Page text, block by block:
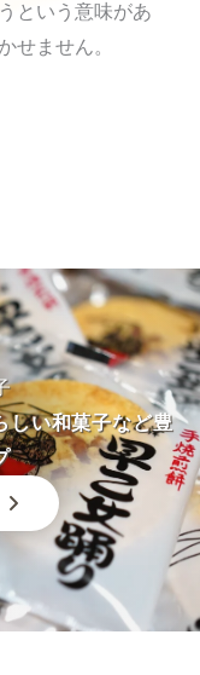
という意味があ
せません。
しい和菓子など豊